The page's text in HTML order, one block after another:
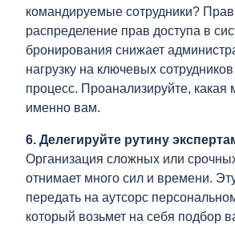
командируемые сотрудники?
распределение прав доступа в
бронирования снижает
нагрузку на ключевых
процесс. Проанализируйте, какая
именно вам.
6. Делегируйте рутину
Организация сложных или
отнимает много сил и времени.
передать на аутсорс
который возьмет на себя подбор